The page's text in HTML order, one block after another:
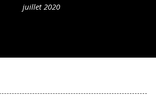
juillet 2020